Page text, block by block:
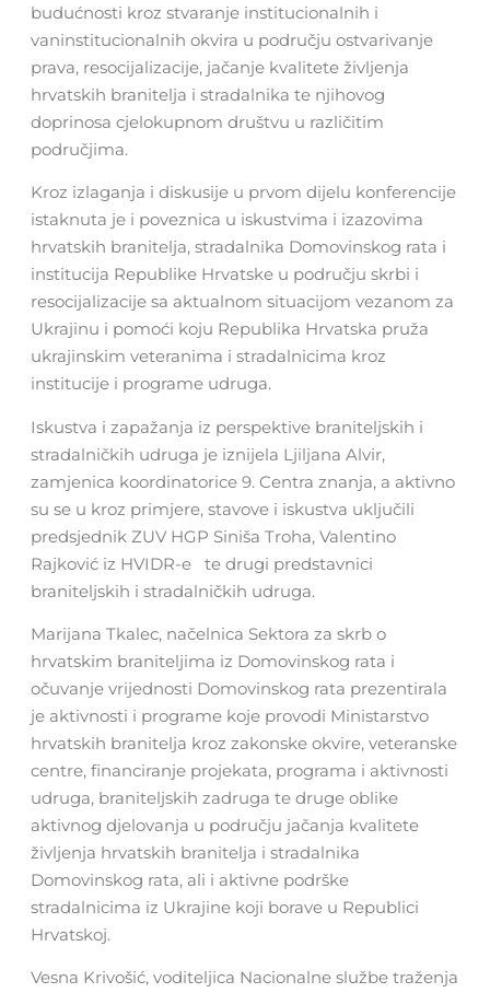
budućnosti kroz stvaranje institucionalnih i
vaninstitucionalnih okvira u području ostvarivanje
prava, resocijalizacije, jačanje kvalitete življenja
hrvatskih branitelja i stradalnika te njihovog
doprinosa cjelokupnom društvu u različitim
područjima.
Kroz izlaganja i diskusije u prvom dijelu konferencije
istaknuta je i poveznica u iskustvima i izazovima
hrvatskih branitelja, stradalnika Domovinskog rata i
institucija Republike Hrvatske u području skrbi i
resocijalizacije sa aktualnom situacijom vezanom za
Ukrajinu i pomoći koju Republika Hrvatska pruža
ukrajinskim veteranima i stradalnicima kroz
institucije i programe udruga.
Iskustva i zapažanja iz perspektive braniteljskih i
stradalničkih udruga je iznijela Ljiljana Alvir,
zamjenica koordinatorice 9. Centra znanja, a aktivno
su se u kroz primjere, stavove i iskustva uključili
predsjednik ZUV HGP Siniša Troha, Valentino
Rajković iz HVIDR-e te drugi predstavnici
braniteljskih i stradalničkih udruga.
Marijana Tkalec, načelnica Sektora za skrb o
hrvatskim braniteljima iz Domovinskog rata i
očuvanje vrijednosti Domovinskog rata prezentirala
je aktivnosti i programe koje provodi Ministarstvo
hrvatskih branitelja kroz zakonske okvire, veteranske
centre, financiranje projekata, programa i aktivnosti
udruga, braniteljskih zadruga te druge oblike
aktivnog djelovanja u području jačanja kvalitete
življenja hrvatskih branitelja i stradalnika
Domovinskog rata, ali i aktivne podrške
stradalnicima iz Ukrajine koji borave u Republici
Hrvatskoj.
Vesna Krivošić, voditeljica Nacionalne službe traženja